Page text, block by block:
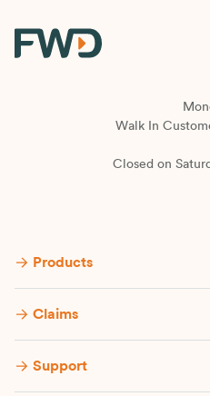
Walk In
Closed on
Products
Claims
Support